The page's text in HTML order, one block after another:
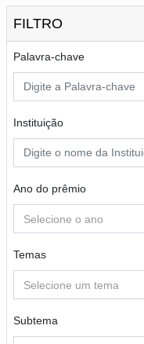
FILTRO
Palavra-chave
Instituição
Ano do prêmio
Selecione o ano
Temas
Selecione um tema
Subtema